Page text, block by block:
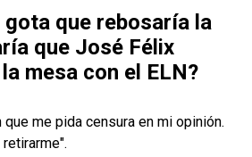
gota que rebosaría la
que José Félix
mesa con el ELN?
que me pida censura en mi opinión.